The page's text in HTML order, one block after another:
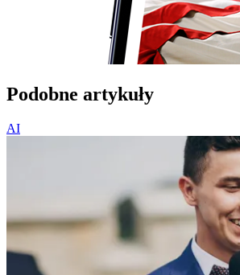
Podobne artykuły
AI